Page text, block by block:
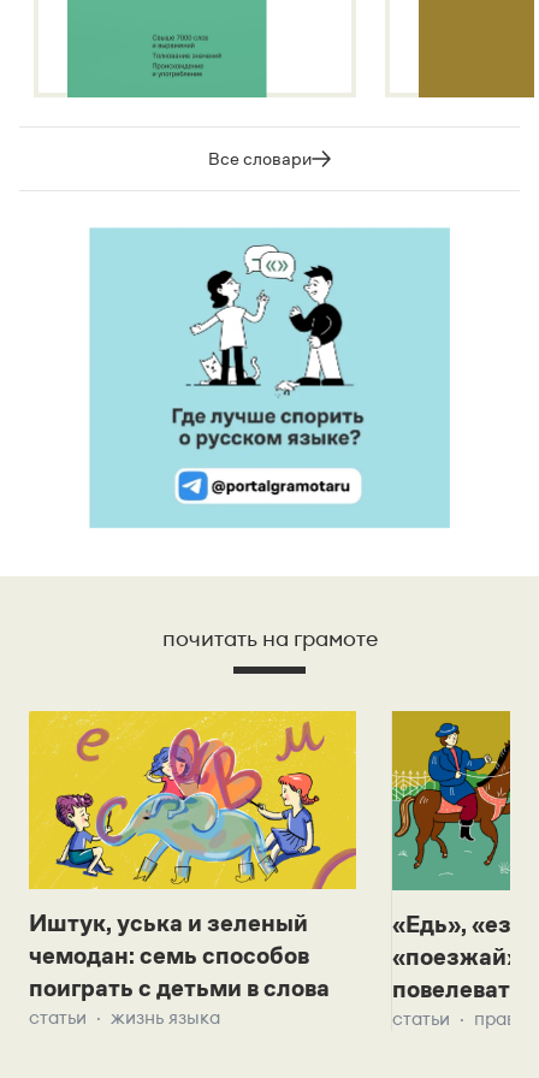
Все словари
почитать на грамоте
Иштук, уська и зеленый
чемодан: семь способов
поиграть с детьми в слова
статьи жизнь языка
«Едь»,
«поезжай»?
повелевать
статьи